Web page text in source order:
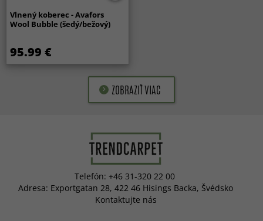
Vlnený koberec - Avafors
Wool Bubble (šedý/bežový)
95.99 €
ZOBRAZIŤ VIAC
Telefón: +46 31-320 22 00
Adresa: Exportgatan 28, 422 46 Hisings Backa, Švédsko
Kontaktujte nás